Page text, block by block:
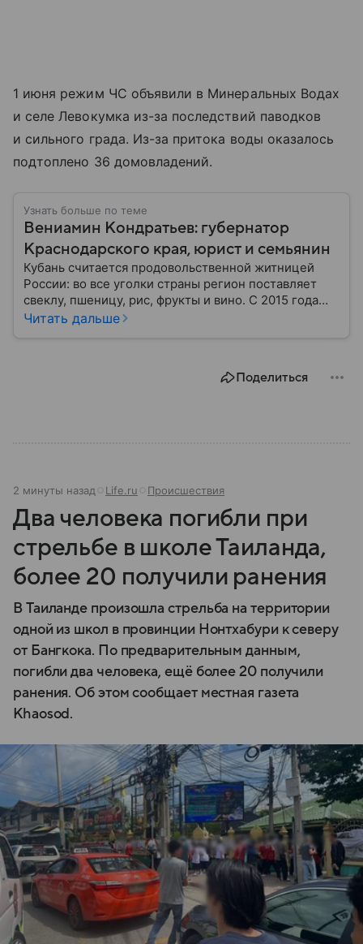
1 июня режим ЧС объявили в Минеральных Водах
и селе Левокумка из-за последствий паводков
и сильного града. Из-за притока воды оказалось
подтоплено 36 домовладений.
Узнать больше по теме
Вениамин Кондратьев: губернатор
Краснодарского края, юрист и семьянин
Кубань считается продовольственной житницей
России: во все уголки страны регион поставляет
свеклу, пшеницу, рис, фрукты и вино. С 2015 года
субъект федерации возглавляет Вениамин
Читать дальше
Поделиться
2 минуты назад Life.ru Происшествия
Два человека погибли при
стрельбе в школе Таиланда,
более 20 получили ранения
В Таиланде произошла стрельба на территории
одной из школ в провинции Нонтхабури к северу
от Бангкока. По предварительным данным,
погибли два человека, ещё более 20 получили
ранения. Об этом сообщает местная газета
Khaosod.